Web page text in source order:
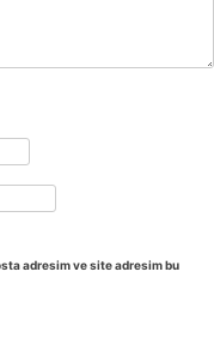
adresim ve site adresim bu